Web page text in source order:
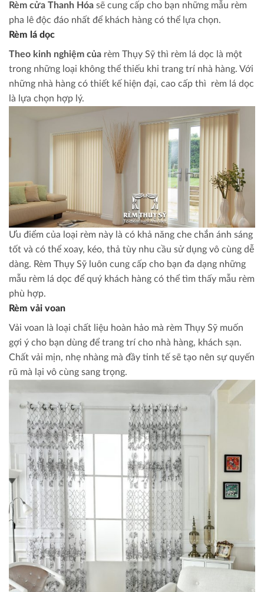
Rèm cửa Thanh Hóa sẽ cung cấp cho bạn những mẫu rèm
pha lê độc đáo nhất để khách hàng có thể lựa chọn.
Rèm lá dọc
Theo kinh nghiệm của rèm Thụy Sỹ thì rèm lá dọc là một
trong những loại không thể thiếu khi trang trí nhà hàng. Với
những nhà hàng có thiết kế hiện đại, cao cấp thì rèm lá dọc
là lựa chọn hợp lý.
Ưu điểm của loại rèm này là có khả năng che chắn ánh sáng
tốt và có thể xoay, kéo, thả tùy nhu cầu sử dụng vô cùng dễ
dàng. Rèm Thụy Sỹ luôn cung cấp cho bạn đa dạng những
mẫu rèm lá dọc để quý khách hàng có thể tìm thấy mẫu rèm
phù hợp.
Rèm vải voan
Vải voan là loại chất liệu hoàn hảo mà rèm Thụy Sỹ muốn
gợi ý cho bạn dùng để trang trí cho nhà hàng, khách sạn.
Chất vải mịn, nhẹ nhàng mà đầy tinh tế sẽ tạo nên sự quyến
rũ mà lại vô cùng sang trọng.